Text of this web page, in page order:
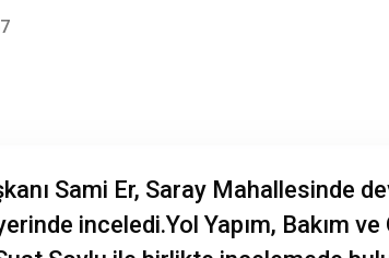
Sami Er, Saray Mahallesinde
inceledi.Yol Yapım, Bakım ve